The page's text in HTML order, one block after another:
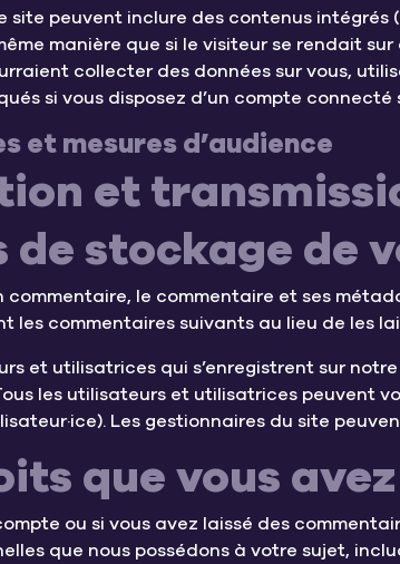
site peuvent inclure des contenus intégrés
manière que si le visiteur se rendait
collecter des données sur vous,
si vous disposez d’un compte connecté
et mesures d’audience
et
de stockage de
commentaire, le commentaire et ses
les commentaires suivants au lieu de les
et utilisatrices qui s’enregistrent sur
les utilisateurs et utilisatrices peuvent
Les gestionnaires du site
que vous
ou si vous avez laissé des
que nous possédons à votre sujet,